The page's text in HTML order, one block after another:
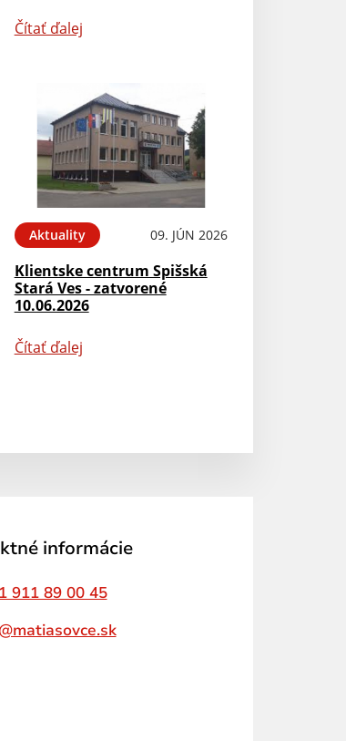
Čítať ďalej
Aktuality 09. JÚN 2026
Klientske centrum Spišská
Stará Ves - zatvorené
10.06.2026
Čítať ďalej
informácie
911 89 00 45